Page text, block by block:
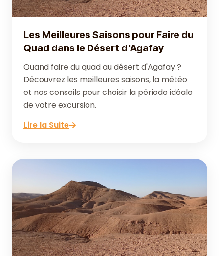
Les Meilleures Saisons pour Faire du
Quad dans le Désert d'Agafay
Quand faire du quad au désert d'Agafay ?
Découvrez les meilleures saisons, la météo
et nos conseils pour choisir la période idéale
de votre excursion.
Lire la Suite